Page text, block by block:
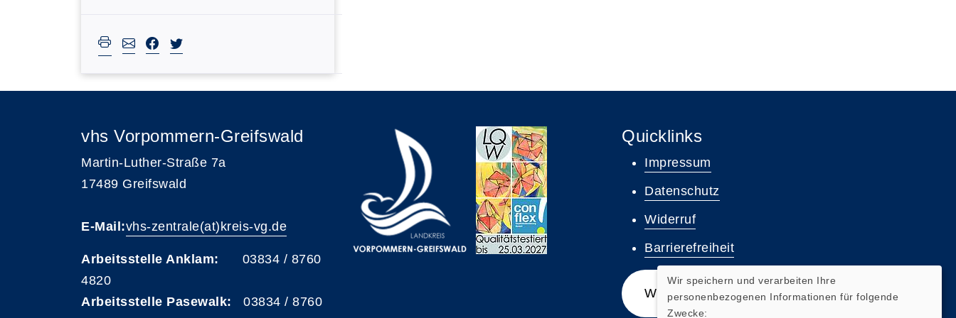
vhs Vorpommern-Greifswald
Martin-Luther-Straße 7a
17489 Greifswald
E-Mail:vhs-zentrale(at)kreis-vg.de
Arbeitsstelle Anklam: 03834 / 8760
4820
Arbeitsstelle Pasewalk: 03834 / 8760
Quicklinks
Impressum
Datenschutz
Widerruf
Barrierefreiheit
Widerrufsformular
Wir speichern und verarbeiten Ihre
personenbezogenen Informationen für folgende
Zwecke: